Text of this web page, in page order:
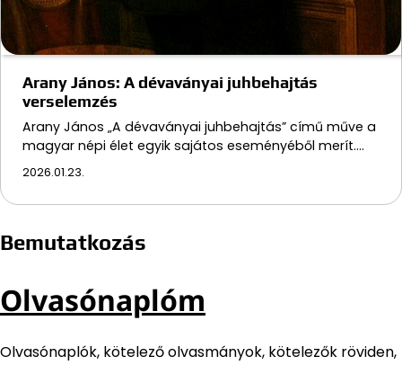
Arany János: A dévaványai juhbehajtás
verselemzés
Arany János „A dévaványai juhbehajtás” című műve a
magyar népi élet egyik sajátos eseményéből merít.…
2026.01.23.
Bemutatkozás
Olvasónaplóm
Olvasónaplók, kötelező olvasmányok, kötelezők röviden,